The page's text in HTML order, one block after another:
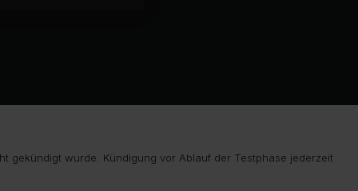
gekündigt wurde. Kündigung vor Ablauf der Testphase jederzeit